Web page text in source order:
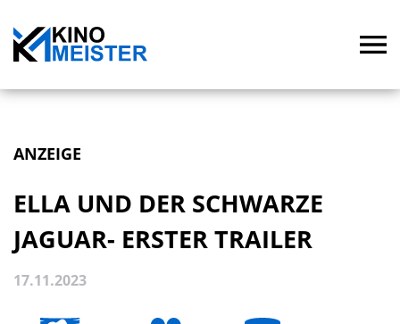
ANZEIGE
ELLA UND DER SCHWARZE
JAGUAR- ERSTER TRAILER
17.11.2023